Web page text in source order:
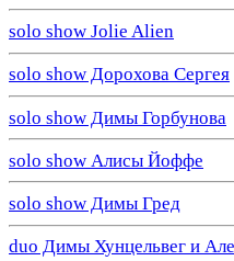
solo show Jolie Alien
solo show Дорохова Сергея
solo show Димы Горбунова
solo show Алисы Йоффе
solo show Димы Гред
duo Димы Хунцельвег и